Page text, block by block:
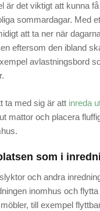
är det viktigt att kunna
sommardagar. Med
att ta ner när
eftersom den ibland
avlastningsbord
ta med sig är att inreda
mattor och placera
som i
och andra
inomhus och
till exempel